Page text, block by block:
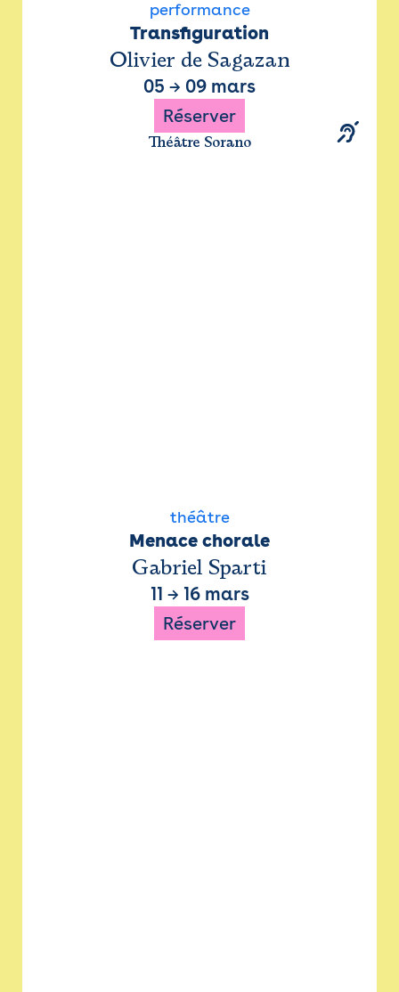
performance
Transfiguration
Olivier de Sagazan
05 → 09 mars
Réserver
Théâtre Sorano
théâtre
Menace chorale
Gabriel Sparti
11 → 16 mars
Réserver